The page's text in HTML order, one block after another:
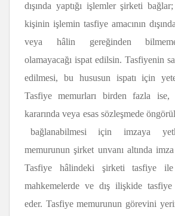
dışında yaptığı işlemler şirketi
kişinin işlemin tasfiye amacının
veya hâlin gereğinden
olamayacağı ispat edilsin. Tasfiyenin
edilmesi, bu hususun ispatı için
Tasfiye memurları birden fazla
kararında veya esas sözleşmede
bağlanabilmesi için imzaya
memurunun şirket unvanı altında
Tasfiye hâlindeki şirketi tasfiye
mahkemelerde ve dış ilişkide tasfiye
eder. Tasfiye memurunun görevini